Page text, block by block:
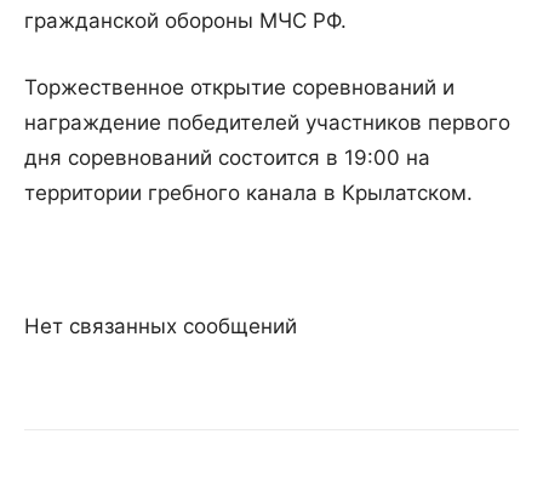
гражданской обороны МЧС РФ.
Торжественное открытие соревнований и
награждение победителей участников первого
дня соревнований состоится в 19:00 на
территории гребного канала в Крылатском.
Нет связанных сообщений